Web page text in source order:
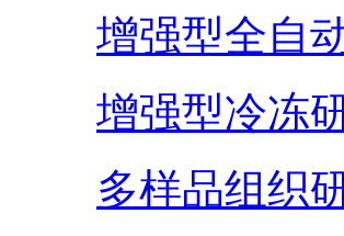
增强型全自
增强型冷冻
多样品组织